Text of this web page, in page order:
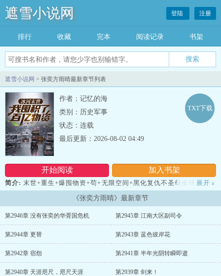
遮雪小说网 登陆 注册
排行 收藏 完本 阅读记录 书架
遮雪小说网 > 张奕方雨晴最新章节列表
作者：记忆的海
类别：历史军事
状态：连载
开始阅读 加入书架
TXT下载
最后更新：2026-08-02 04:49
简介: 末世+重生+爆囤物资+苟+无限空间+黑化复仇不圣母全球进入冰
河时代，寒冰末世来临，星球95%的人类全部丧生！上一世，张奕因
为心地善良，结果被自己帮助过的人杀死了。重生回到寒冰末世前一
个月，张奕觉醒空间异能，开始疯狂的囤积物资！缺少物资？他直接
末日堡垒的超级安全屋！末日来临，别人都冻成狗，为了一口吃的可
以舍弃一切。而张奕却过的比末世之前还要自在。白莲花：张奕，只
要你让我进入你的房子，我就答应做你女朋友。富二代：张奕，我愿
意用我所有的钱，换你们家的一顿饭！禽兽邻居们：张奕，你应该和
我们一起分享物资，不应该那么自私！……看着这些前世背叛过自己
展开 »
《张奕方雨晴》最新章节
第2946章 没有张奕的华胥国危机 第2945章 江南大区副司令
第2944章 更替 第2943章 蓝色彼岸花
第2942章 宿怨 第2941章 半年光阴转瞬即逝
第2940章 天涯咫尺，咫尺天涯 第2939章 剑来！